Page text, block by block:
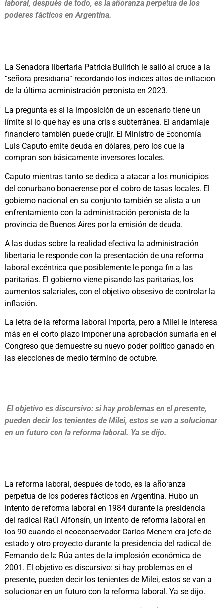
laboral, después de todo, es la añoranza perpetua de los
poderes fácticos en Argentina.
La Senadora libertaria Patricia Bullrich le salió al cruce a la
“señora presidiaria” recordando los índices altos de inflación
de la última administración peronista en 2023.
La pregunta es si la imposición de un escenario tiene un
límite si lo que hay es una crisis subterránea. El andamiaje
financiero también puede crujir. El Ministro de Economía
Luis Caputo emite deuda en dólares, pero los que la
compran son básicamente inversores locales.
Caputo mientras tanto se dedica a atacar a los municipios
del conurbano bonaerense por el cobro de tasas locales. El
gobierno nacional en su conjunto también se alista a un
enfrentamiento con la administración peronista de la
provincia de Buenos Aires por la emisión de deuda.
A las dudas sobre la realidad efectiva la administración
libertaria le responde con la presentación de una reforma
laboral excéntrica que posiblemente le ponga fin a las
paritarias. El gobierno viene pisando las paritarias, los
aumentos salariales, con el objetivo obsesivo de controlar la
inflación.
La letra de la reforma laboral importa, pero a Milei le interesa
más en el corto plazo imponer una aprobación sumaria en el
Congreso que demuestre su nuevo poder político ganado en
las elecciones de medio término de octubre.
El objetivo es discursivo: si hay problemas en el presente,
pueden decir los tenientes de Milei, estos se van a solucionar
en un futuro con la reforma laboral. Ya se dijo.
La reforma laboral, después de todo, es la añoranza
perpetua de los poderes fácticos en Argentina. Hubo un
intento de reforma laboral en 1984 durante la presidencia
del radical Raúl Alfonsín, un intento de reforma laboral en
los 90 cuando el neoconservador Carlos Menem era jefe de
estado y otro proyecto durante la presidencia del radical de
Fernando de la Rúa antes de la implosión económica de
2001. El objetivo es discursivo: si hay problemas en el
presente, pueden decir los tenientes de Milei, estos se van a
solucionar en un futuro con la reforma laboral. Ya se dijo.